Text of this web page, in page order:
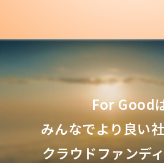
For Goodは
みんなでより良い
クラウドファンデ